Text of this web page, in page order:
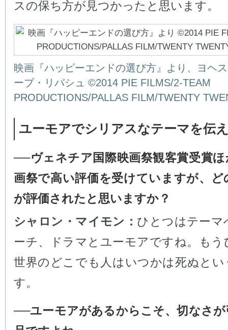
スの保ち方が見つかったと思います。
映画『ハッピーエンドの選び方』より、ヨヘ
ーブ・リバシュ ©2014 PIE FILMS/2-TEAM
PRODUCTIONS/PALLAS FILM/TWENTY
ユーモアでシリアスなテーマを伝
──ヴェネチア国際映画祭観客賞受賞ほ
画祭で高い評価を受けていますが、ど
が評価されたと思いますか？
シャロン・マイモン： ひとつはテーマ
ーチ、ドラマとユーモアですね。もう
世界のどこでも人はいつかは死ぬとい
す。
──ユーモアがあるからこそ、切なさが